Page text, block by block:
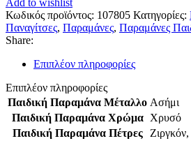
Κωδικός προϊόντος: 107805 Κατηγορίες:
Παναγίτσες, Παραμάνες, Παραμάνες
Share:
Επιπλέον πληροφορίες
Επιπλέον πληροφορίες
Παιδική Παραμάνα Μέταλλο Ασήμι
Παιδική Παραμάνα Χρώμα
Χρυσό
Παιδική Παραμάνα Πέτρες
Ζιργκόν,